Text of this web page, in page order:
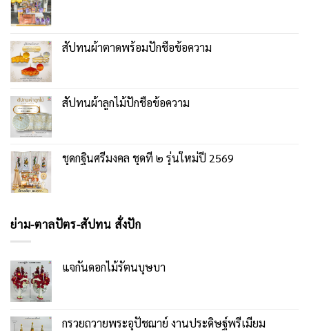
สัปทนผ้าตาดพร้อมปักชื่อข้อความ
สัปทนผ้าลูกไม้ปักชื่อข้อความ
ชุดกฐินศรีมงคล ชุดที่ ๒ รุ่นใหม่ปี 2569
ย่าม-ตาลปัตร-สัปทน สั่งปัก
แจกันดอกไม้รัตนบุษบา
กรวยถวายพระอุปัชฌาย์ งานประดิษฐ์พรีเมียม